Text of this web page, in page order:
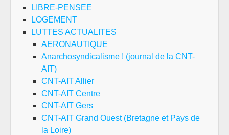
LIBRE-PENSEE
LOGEMENT
LUTTES ACTUALITES
AERONAUTIQUE
Anarchosyndicalisme ! (journal de la CNT-
AIT)
CNT-AIT Allier
CNT-AIT Centre
CNT-AIT Gers
CNT-AIT Grand Ouest (Bretagne et Pays de
la Loire)